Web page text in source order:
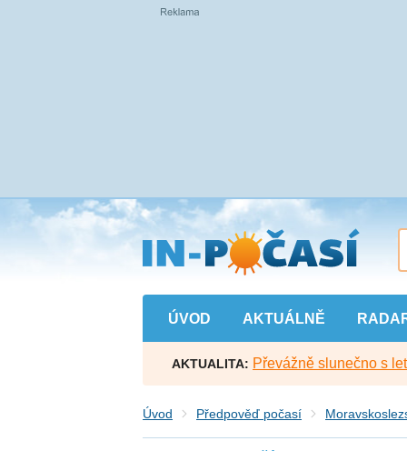
Přejít
na
hlavní
obsah
ÚVOD AKTUÁLNĚ
AKTUALITA: Převážně slunečno s
Úvod Předpověď počasí